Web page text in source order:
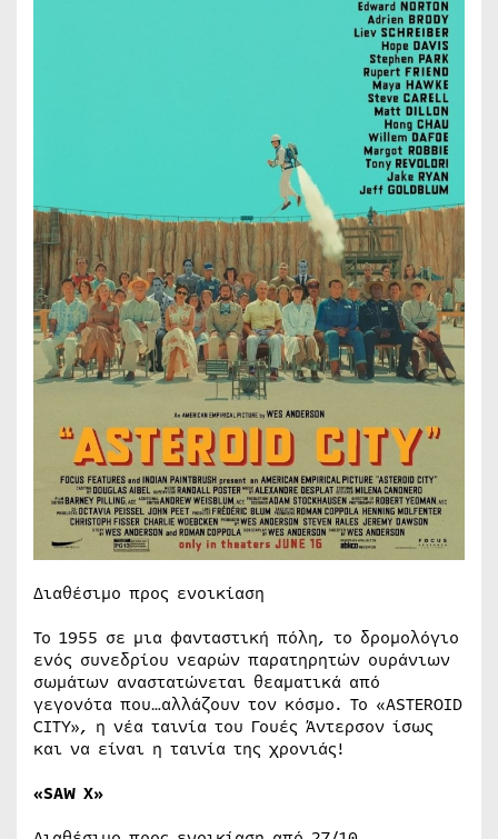
Διαθέσιμο προς ενοικίαση
Το 1955 σε μια φανταστική πόλη, το δρομολόγιο
ενός συνεδρίου νεαρών παρατηρητών ουράνιων
σωμάτων αναστατώνεται θεαματικά από
γεγονότα που…αλλάζουν τον κόσμο. Το «ASTEROID
CITY», η νέα ταινία του Γουές Άντερσον ίσως
και να είναι η ταινία της χρονιάς!
«SAW X»